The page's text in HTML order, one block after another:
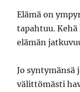
Elämä on
tapahtuu. Kehä
elämän
Jo syntymänsä
välittömästi